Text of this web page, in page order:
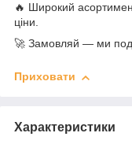
🔥 Широкий
ціни.
🚀 Замовляй — ми
Приховати
Характеристики